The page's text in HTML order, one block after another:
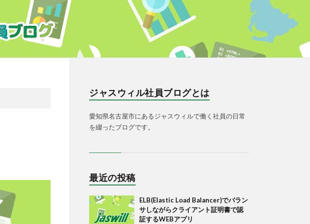
ジャスウィル社員ブログとは
愛知県名古屋市にあるジャスウィルで働く社員の日常
を綴ったブログです。
最近の投稿
ELB(Elastic Load Balancer)でバラン
サしながらクライアント証明書で認
証するWEBアプリ